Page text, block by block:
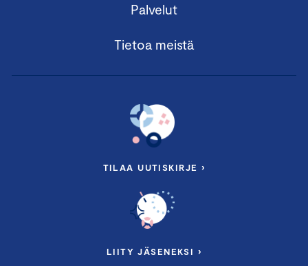
Palvelut
Tietoa meistä
TILAA UUTISKIRJE ›
LIITY JÄSENEKSI ›